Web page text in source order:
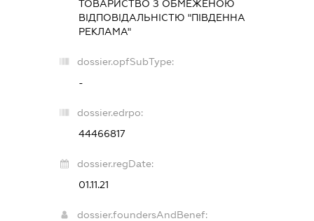
ТОВАРИСТВО З ОБМЕЖЕНОЮ
ВІДПОВІДАЛЬНІСТЮ "ПІВДЕННА
РЕКЛАМА"
dossier.opfSubType:
-
dossier.edrpo:
44466817
dossier.regDate:
01.11.21
dossier.foundersAndBenef: